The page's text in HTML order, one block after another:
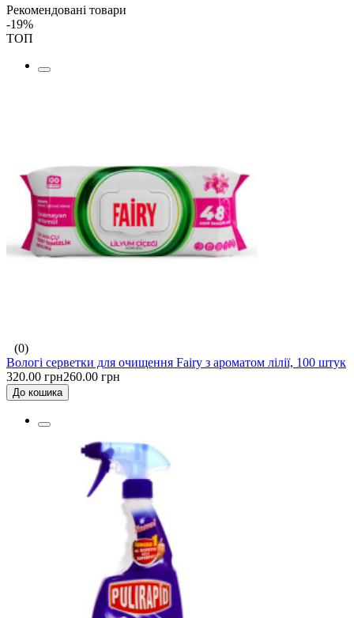
Рекомендовані товари
-19%
ТОП
(0)
Вологі серветки для очищення Fairy з ароматом лілії, 100 штук
320.00 грн260.00 грн
До кошика